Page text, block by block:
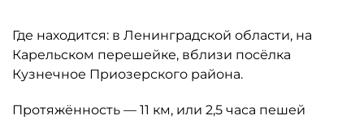
Где находится: в Ленинградской области, на
Карельском перешейке, вблизи посёлка
Кузнечное Приозерского района.
Протяжённость — 11 км, или 2,5 часа пешей